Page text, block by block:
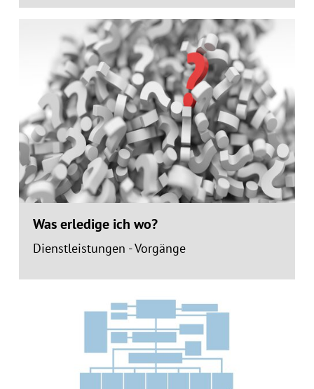
Was erledige ich wo?
Dienstleistungen - Vorgänge